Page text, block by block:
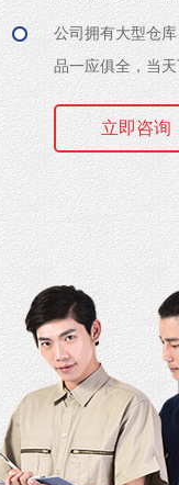
公司拥有大型仓
品一应俱全，当
立即咨询